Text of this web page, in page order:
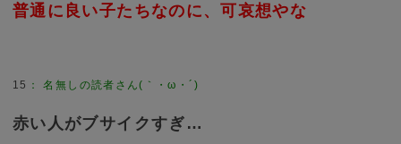
普通に良い子たちなのに、可哀想やな
15 ：名無しの読者さん(｀・ω・´)
赤い人がブサイクすぎ…